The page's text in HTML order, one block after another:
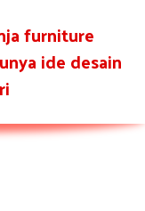
furniture
ide desain